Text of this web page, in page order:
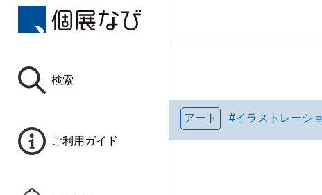
検索
ご利用ガイド
アート #イラストレーシ